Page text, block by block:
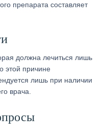
препарата составляет
должна лечиться лишь
этой причине
лишь при наличии
врача.